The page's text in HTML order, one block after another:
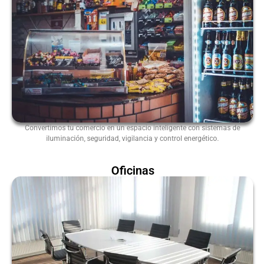
Convertimos tu comercio en un espacio inteligente con sistemas de
iluminación, seguridad, vigilancia y control energético.
Oficinas